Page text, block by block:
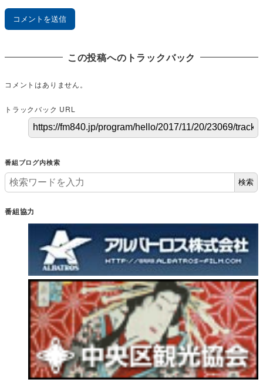
この投稿へのトラックバック
コメントはありません。
トラックバック URL
番組ブログ内検索
検索
番組協力